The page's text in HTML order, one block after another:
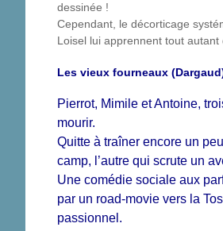
dessinée !
Cependant, le décorticage
Loisel lui apprennent tout
Les vieux fourneaux
Pierrot, Mimile et Antoine,
mourir.
Quitte à traîner encore un
camp, l’autre qui scrute un
Une comédie sociale aux
par un road-movie vers la
passionnel.